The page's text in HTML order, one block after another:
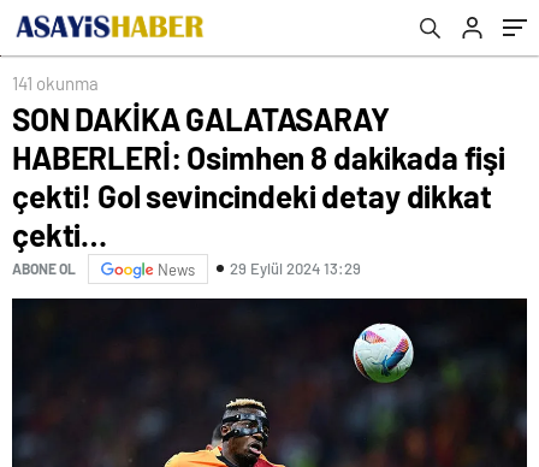
sevincindeki detay dikkat çekti…
141 okunma
SON DAKİKA GALATASARAY
HABERLERİ: Osimhen 8 dakikada fişi
çekti! Gol sevincindeki detay dikkat
çekti…
ABONE OL News 29 Eylül 2024 13:29